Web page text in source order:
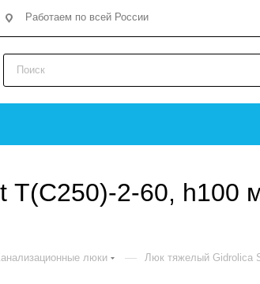
Работаем по всей России
2-60, h100
люки — Люк тяжелый Gidrolica